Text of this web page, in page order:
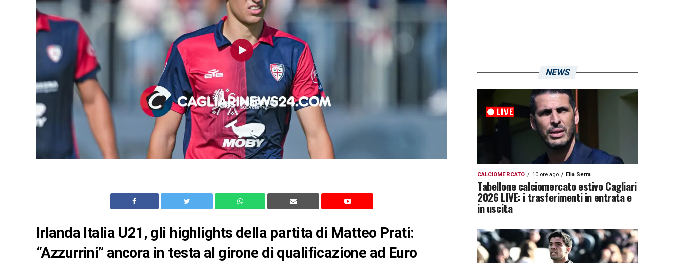
Irlanda Italia U21, gli highlights della partita di Matteo Prati:
“Azzurrini” ancora in testa al girone di qualificazione ad Euro
NEWS
CALCIOMERCATO 10 ore ago Elia Serra
Tabellone calciomercato estivo Cagliari
2026 LIVE: i trasferimenti in entrata e
in uscita